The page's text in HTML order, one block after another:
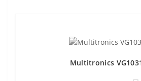
Multitronics